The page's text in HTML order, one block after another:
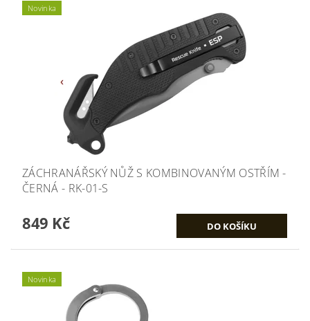
Novinka
ZÁCHRANÁŘSKÝ NŮŽ S KOMBINOVANÝM OSTŘÍM -
ČERNÁ - RK-01-S
849 Kč
Novinka